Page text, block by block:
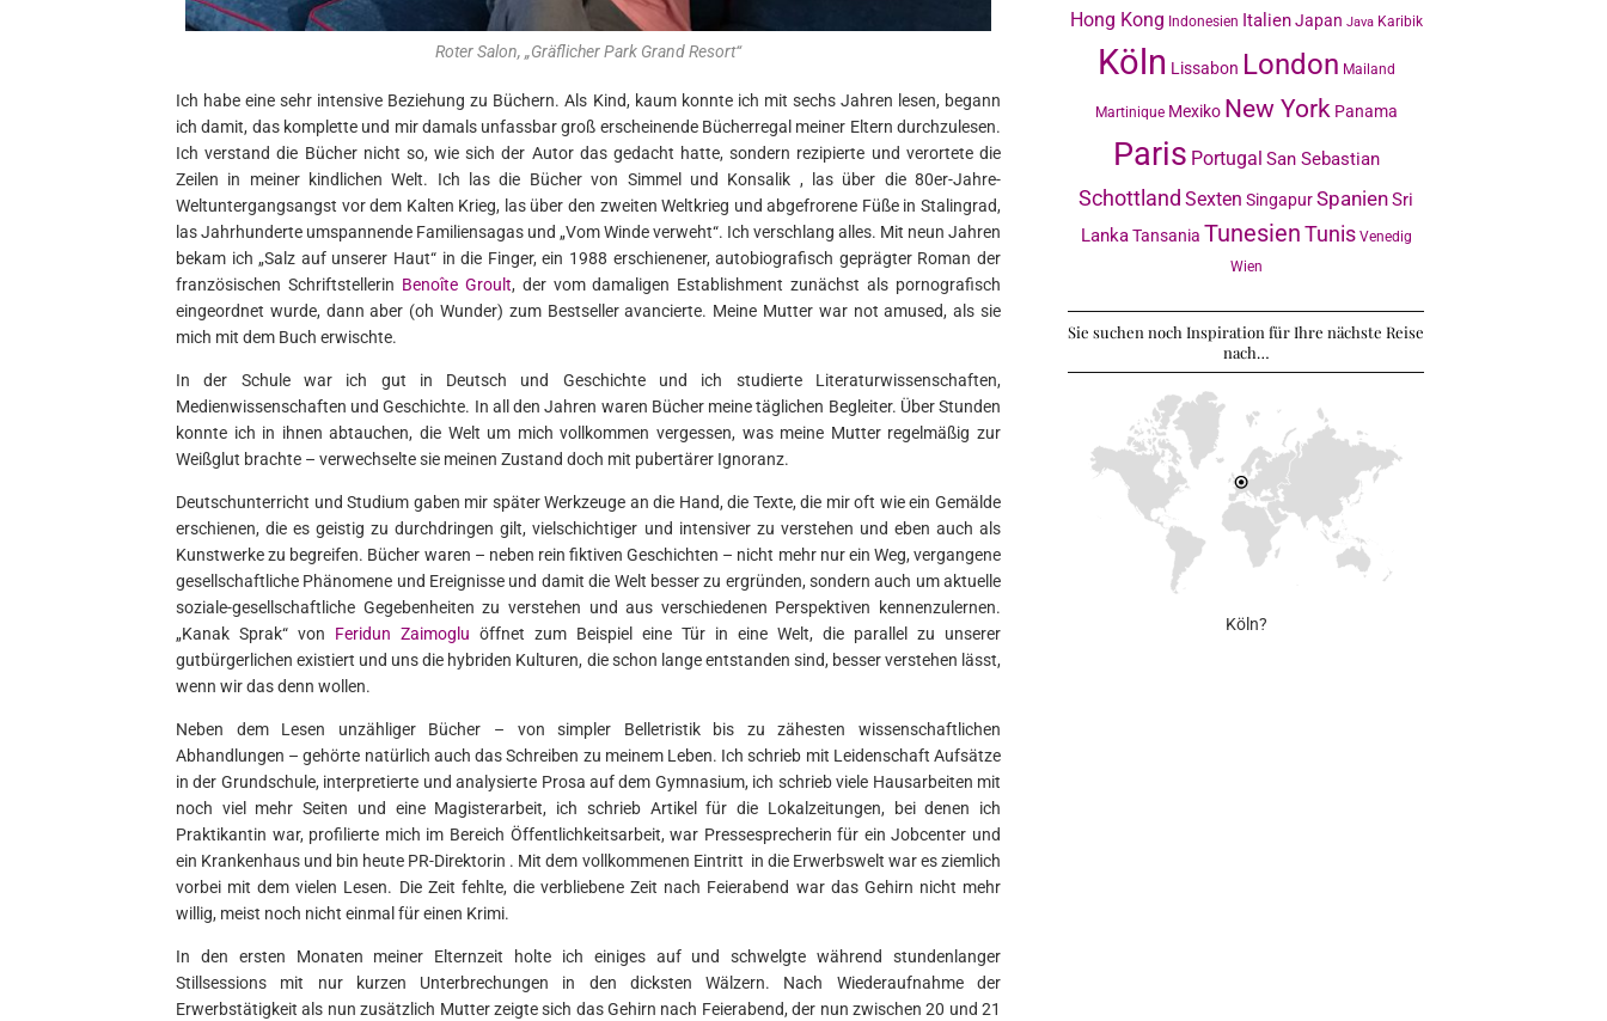
Roter Salon, „Gräflicher Park Grand Resort“
Ich habe eine sehr intensive Beziehung zu Büchern. Als Kind, kaum konnte ich mit sechs Jahren lesen, begann
ich damit, das komplette und mir damals unfassbar groß erscheinende Bücherregal meiner Eltern durchzulesen.
Ich verstand die Bücher nicht so, wie sich der Autor das gedacht hatte, sondern rezipierte und verortete die
Zeilen in meiner kindlichen Welt. Ich las die Bücher von Simmel und Konsalik , las über die 80er-Jahre-
Weltuntergangsangst vor dem Kalten Krieg, las über den zweiten Weltkrieg und abgefrorene Füße in Stalingrad,
las Jahrhunderte umspannende Familiensagas und „Vom Winde verweht“. Ich verschlang alles. Mit neun Jahren
bekam ich „Salz auf unserer Haut“ in die Finger, ein 1988 erschienener, autobiografisch geprägter Roman der
französischen Schriftstellerin Benoîte Groult, der vom damaligen Establishment zunächst als pornografisch
eingeordnet wurde, dann aber (oh Wunder) zum Bestseller avancierte. Meine Mutter war not amused, als sie
mich mit dem Buch erwischte.
In der Schule war ich gut in Deutsch und Geschichte und ich studierte Literaturwissenschaften,
Medienwissenschaften und Geschichte. In all den Jahren waren Bücher meine täglichen Begleiter. Über Stunden
konnte ich in ihnen abtauchen, die Welt um mich vollkommen vergessen, was meine Mutter regelmäßig zur
Weißglut brachte – verwechselte sie meinen Zustand doch mit pubertärer Ignoranz.
Deutschunterricht und Studium gaben mir später Werkzeuge an die Hand, die Texte, die mir oft wie ein Gemälde
erschienen, die es geistig zu durchdringen gilt, vielschichtiger und intensiver zu verstehen und eben auch als
Kunstwerke zu begreifen. Bücher waren – neben rein fiktiven Geschichten – nicht mehr nur ein Weg, vergangene
gesellschaftliche Phänomene und Ereignisse und damit die Welt besser zu ergründen, sondern auch um aktuelle
soziale-gesellschaftliche Gegebenheiten zu verstehen und aus verschiedenen Perspektiven kennenzulernen.
„Kanak Sprak“ von Feridun Zaimoglu öffnet zum Beispiel eine Tür in eine Welt, die parallel zu unserer
gutbürgerlichen existiert und uns die hybriden Kulturen, die schon lange entstanden sind, besser verstehen lässt,
wenn wir das denn wollen.
Neben dem Lesen unzähliger Bücher – von simpler Belletristik bis zu zähesten wissenschaftlichen
Abhandlungen – gehörte natürlich auch das Schreiben zu meinem Leben. Ich schrieb mit Leidenschaft Aufsätze
in der Grundschule, interpretierte und analysierte Prosa auf dem Gymnasium, ich schrieb viele Hausarbeiten mit
noch viel mehr Seiten und eine Magisterarbeit, ich schrieb Artikel für die Lokalzeitungen, bei denen ich
Praktikantin war, profilierte mich im Bereich Öffentlichkeitsarbeit, war Pressesprecherin für ein Jobcenter und
ein Krankenhaus und bin heute PR-Direktorin . Mit dem vollkommenen Eintritt in die Erwerbswelt war es ziemlich
vorbei mit dem vielen Lesen. Die Zeit fehlte, die verbliebene Zeit nach Feierabend war das Gehirn nicht mehr
willig, meist noch nicht einmal für einen Krimi.
In den ersten Monaten meiner Elternzeit holte ich einiges auf und schwelgte während stundenlanger
Stillsessions mit nur kurzen Unterbrechungen in den dicksten Wälzern. Nach Wiederaufnahme der
Erwerbstätigkeit als nun zusätzlich Mutter zeigte sich das Gehirn nach Feierabend, der nun zwischen 20 und 21
Hong Kong Indonesien Italien Japan Java Karibik
Köln Lissabon London Mailand
Martinique Mexiko New York Panama
Paris Portugal San Sebastian
Schottland Sexten SingapurSpanienSri
Lanka Tansania TunesienTunis Venedig
Wien
Sie suchen noch Inspiration für Ihre nächste Reise
nach…
Köln?